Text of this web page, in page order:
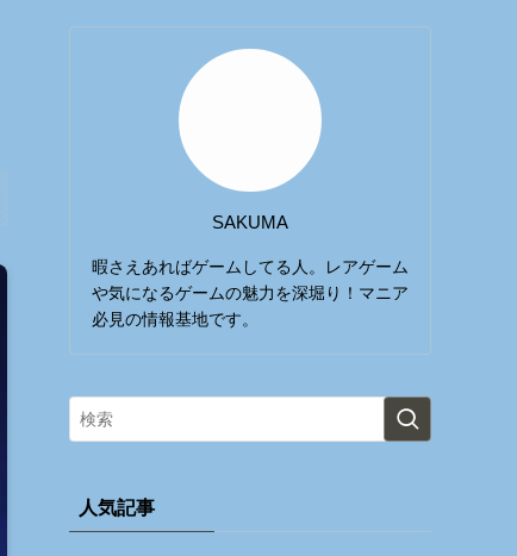
SAKUMA
暇さえあればゲームしてる人。レアゲーム
や気になるゲームの魅力を深堀り！マニア
必見の情報基地です。
人気記事